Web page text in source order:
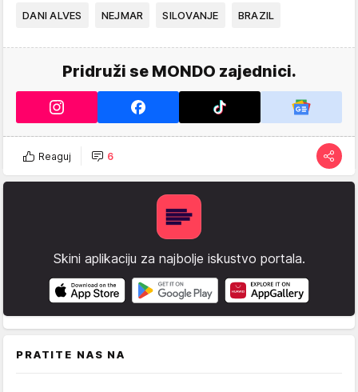
DANI ALVES NEJMAR SILOVANJE BRAZIL
Pridruži se MONDO zajednici.
Reaguj 6
Skini aplikaciju za najbolje iskustvo portala.
PRATITE NAS NA